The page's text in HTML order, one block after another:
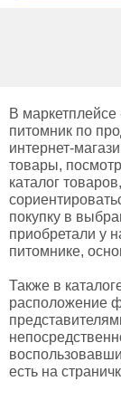
В
питомник по
интернет-
товары,
каталог
покупку в
приобретали у
питомнике,
Также в
расположение
есть на